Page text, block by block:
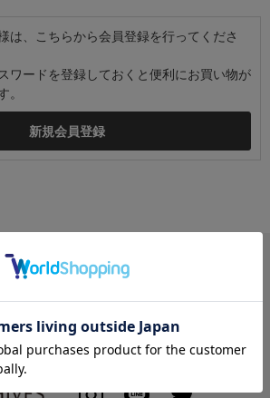
は、こちらから会員登録を行ってくださ
ワードを登録しておくと便利にお買い物が
。